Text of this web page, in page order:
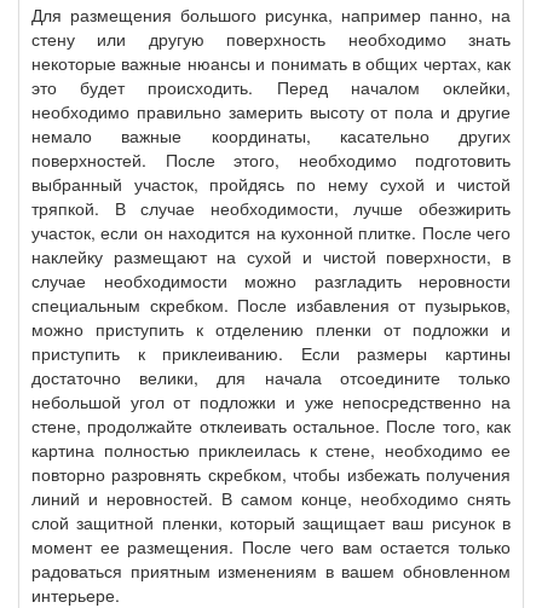
Для размещения большого рисунка, например панно, на
стену или другую поверхность необходимо знать
некоторые важные нюансы и понимать в общих чертах, как
это будет происходить. Перед началом оклейки,
необходимо правильно замерить высоту от пола и другие
немало важные координаты, касательно других
поверхностей. После этого, необходимо подготовить
выбранный участок, пройдясь по нему сухой и чистой
тряпкой. В случае необходимости, лучше обезжирить
участок, если он находится на кухонной плитке. После чего
наклейку размещают на сухой и чистой поверхности, в
случае необходимости можно разгладить неровности
специальным скребком. После избавления от пузырьков,
можно приступить к отделению пленки от подложки и
приступить к приклеиванию. Если размеры картины
достаточно велики, для начала отсоедините только
небольшой угол от подложки и уже непосредственно на
стене, продолжайте отклеивать остальное. После того, как
картина полностью приклеилась к стене, необходимо ее
повторно разровнять скребком, чтобы избежать получения
линий и неровностей. В самом конце, необходимо снять
слой защитной пленки, который защищает ваш рисунок в
момент ее размещения. После чего вам остается только
радоваться приятным изменениям в вашем обновленном
интерьере.